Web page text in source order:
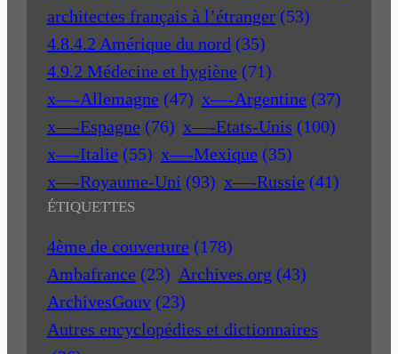
architectes français à l’étranger (53)
4.8.4.2 Amérique du nord (35)
4.9.2 Médecine et hygiène (71)
x—-Allemagne (47) x—-Argentine (37)
x—-Espagne (76) x—-Etats-Unis (100)
x—-Italie (55) x—-Mexique (35)
x—-Royaume-Uni (93) x—-Russie (41)
ÉTIQUETTES
4ème de couverture (178)
Ambafrance (23) Archives.org (43)
ArchivesGouv (23)
Autres encyclopédies et dictionnaires